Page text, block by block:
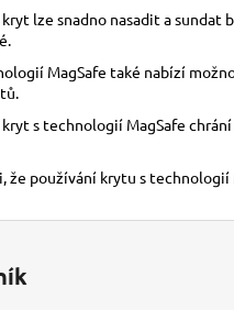
kryt lze snadno nasadit a
MagSafe také nabízí
kryt s technologií MagSafe
že používání krytu s